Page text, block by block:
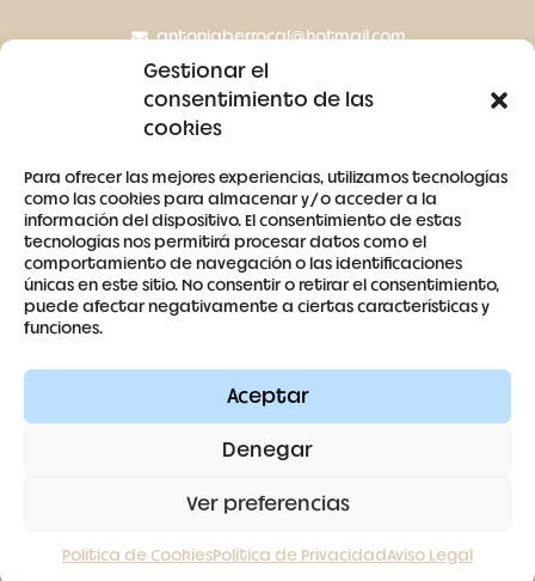
Gestionar el
consentimiento de las
cookies
Para ofrecer las mejores experiencias, utilizamos tecnologías
como las cookies para almacenar y/o acceder a la
información del dispositivo. El consentimiento de estas
tecnologías nos permitirá procesar datos como el
comportamiento de navegación o las identificaciones
únicas en este sitio. No consentir o retirar el consentimiento,
puede afectar negativamente a ciertas características y
funciones.
Aceptar
Denegar
Ver preferencias
Política de CookiesPolítica de Privacidad Aviso Legal
antoniaberrocal@hotmail.com
Contacto
Términos y condiciones
Política de cookies
Política de privacidad